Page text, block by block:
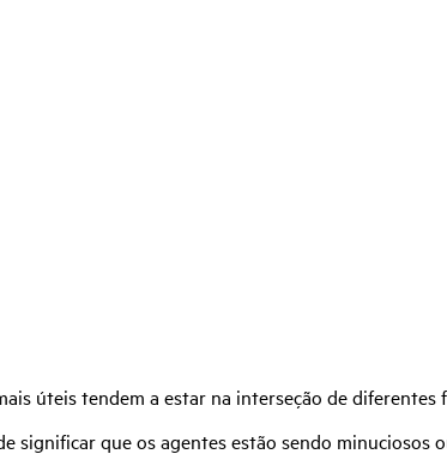
úteis tendem a estar na interseção de diferentes
que os agentes estão sendo minuciosos